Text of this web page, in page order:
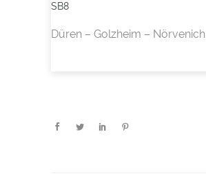
SB8
Düren – Golzheim – Nörvenich